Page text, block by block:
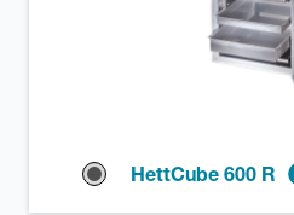
HettCube 600 R